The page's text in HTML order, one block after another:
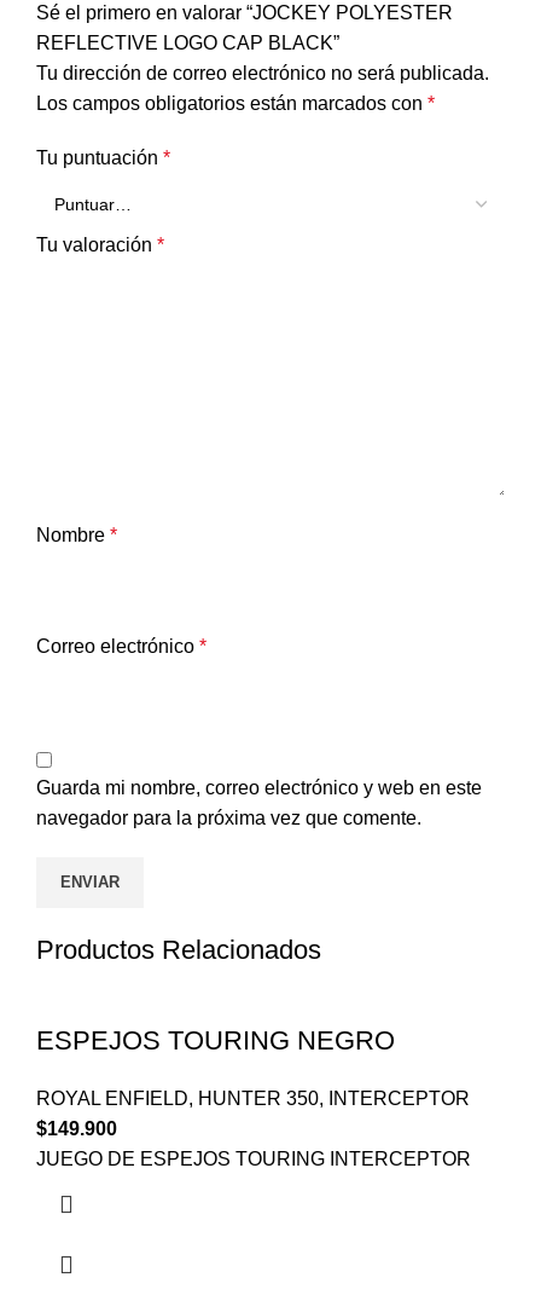
Sé el primero en valorar “JOCKEY POLYESTER
REFLECTIVE LOGO CAP BLACK”
Tu dirección de correo electrónico no será publicada.
Los campos obligatorios están marcados con *
Tu puntuación *
Tu valoración *
Nombre *
Correo electrónico *
Guarda mi nombre, correo electrónico y web en este
navegador para la próxima vez que comente.
Productos Relacionados
ESPEJOS TOURING NEGRO
ROYAL ENFIELD, HUNTER 350,
INTERCEPTOR
$149.900
JUEGO DE ESPEJOS TOURING INTERCEPTOR